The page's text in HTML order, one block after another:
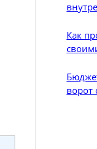
Как
ворот